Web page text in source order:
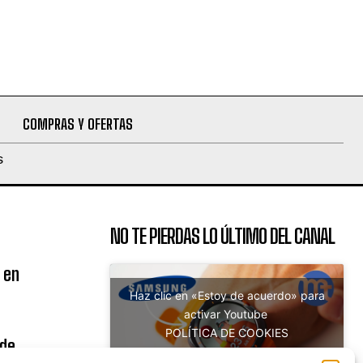
COMPRAS Y OFERTAS
NO TE PIERDAS LO ÚLTIMO DEL CANAL
Haz clic en «Estoy de acuerdo» para
activar Youtube
POLÍTICA DE COOKIES